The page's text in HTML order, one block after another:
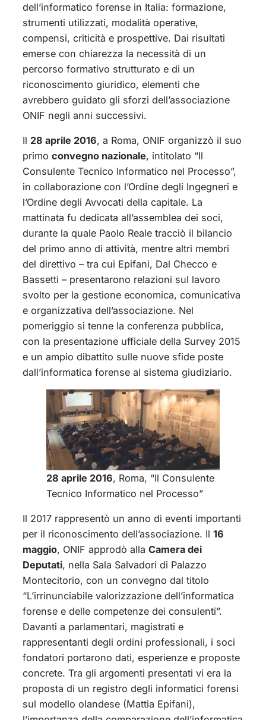
dell’informatico forense in Italia: formazione,
strumenti utilizzati, modalità operative,
compensi, criticità e prospettive. Dai risultati
emerse con chiarezza la necessità di un
percorso formativo strutturato e di un
riconoscimento giuridico, elementi che
avrebbero guidato gli sforzi dell’associazione
ONIF negli anni successivi.
Il 28 aprile 2016, a Roma, ONIF organizzò il suo
primo convegno nazionale, intitolato “Il
Consulente Tecnico Informatico nel Processo”,
in collaborazione con l’Ordine degli Ingegneri e
l’Ordine degli Avvocati della capitale. La
mattinata fu dedicata all’assemblea dei soci,
durante la quale Paolo Reale tracciò il bilancio
del primo anno di attività, mentre altri membri
del direttivo – tra cui Epifani, Dal Checco e
Bassetti – presentarono relazioni sul lavoro
svolto per la gestione economica, comunicativa
e organizzativa dell’associazione. Nel
pomeriggio si tenne la conferenza pubblica,
con la presentazione ufficiale della Survey 2015
e un ampio dibattito sulle nuove sfide poste
dall’informatica forense al sistema giudiziario.
28 aprile 2016, Roma, “Il Consulente
Tecnico Informatico nel Processo”
Il 2017 rappresentò un anno di eventi importanti
per il riconoscimento dell’associazione. Il 16
maggio, ONIF approdò alla Camera dei
Deputati, nella Sala Salvadori di Palazzo
Montecitorio, con un convegno dal titolo
“L’irrinunciabile valorizzazione dell’informatica
forense e delle competenze dei consulenti”.
Davanti a parlamentari, magistrati e
rappresentanti degli ordini professionali, i soci
fondatori portarono dati, esperienze e proposte
concrete. Tra gli argomenti presentati vi era la
proposta di un registro degli informatici forensi
sul modello olandese (Mattia Epifani),